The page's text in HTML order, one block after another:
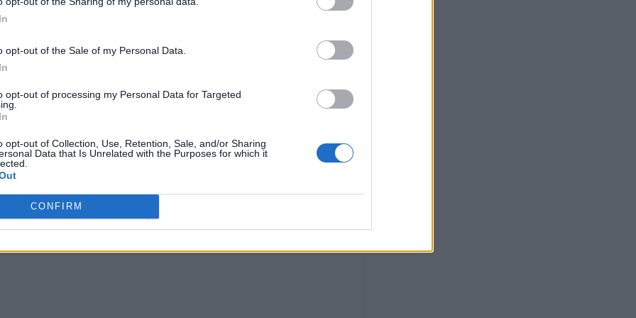
opt-out of the Sale of my Personal Data.
opt-out of processing my Personal Data for Targeted
opt-out of Collection, Use, Retention, Sale, and/or Sharing
Data that Is Unrelated with the Purposes for which it
CONFIRM
migliori per il proprio futuro, sia personale che
giornata di oggi si è svolto anche un incontro a
dedicato all’orientamento scolastico proseguirà il suo
appuntamenti:
farà tappa a Cairo Montenotte.
per un incontro organizzato a Dolceacqua.
sono a partecipazione completamente gratuita. Per
l’iscrizione attraverso il sito web dedicato di